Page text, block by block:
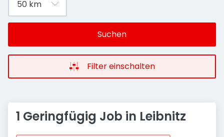
Suchen
Filter einschalten
1 Geringfügig Job in Leibnitz